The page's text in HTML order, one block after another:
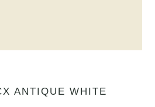
ANTIQUE WHITE